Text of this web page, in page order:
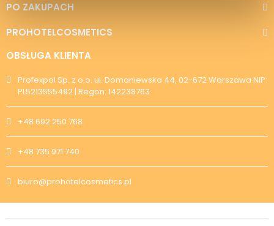
PO ZAKUPACH
PROHOTELCOSMETICS
OBSŁUGA KLIENTA
Profexpol Sp. z o.o. ul. Domaniewska 44, 02-672 Warszawa NIP:
PL5213555492 | Regon: 142238763
+48 692 250 768
+48 735 971 740
biuro@prohotelcosmetics.pl